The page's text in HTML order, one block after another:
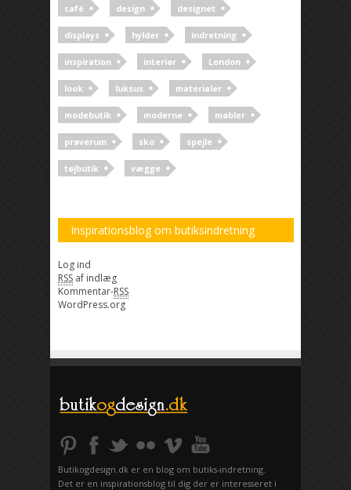
café design designet
displays hylder indretning
inspiration interiør London
look luksus materialer
modebutik moderne møbler
prøverum sko spejle
tøjbutik vægge
Inspirationsblog om butiksindretning
Log ind
RSS af indlæg
Kommentar-RSS
WordPress.org
Butikogdesign.dk er en blog om butiks-indretning.
Det er en inspirationsblog til dig der er interesseret i